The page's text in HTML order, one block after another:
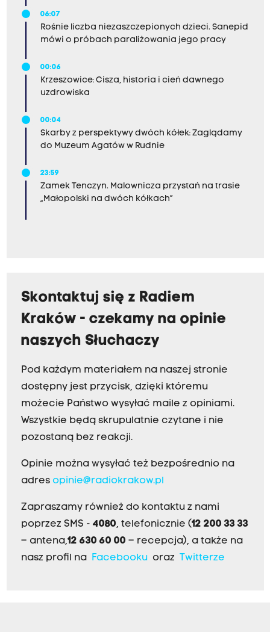
06:07
Rośnie liczba niezaszczepionych dzieci. Sanepid
mówi o próbach paraliżowania jego pracy
00:06
Krzeszowice: Cisza, historia i cień dawnego
uzdrowiska
00:04
Skarby z perspektywy dwóch kółek: Zaglądamy
do Muzeum Agatów w Rudnie
23:59
Zamek Tenczyn. Malownicza przystań na trasie
„Małopolski na dwóch kółkach”
Skontaktuj się z Radiem
Kraków - czekamy na opinie
naszych Słuchaczy
Pod każdym materiałem na naszej stronie
dostępny jest przycisk, dzięki któremu
możecie Państwo wysyłać maile z opiniami.
Wszystkie będą skrupulatnie czytane i nie
pozostaną bez reakcji.
Opinie można wysyłać też bezpośrednio na
adres opinie@radiokrakow.pl
Zapraszamy również do kontaktu z nami
poprzez SMS - 4080, telefonicznie (12 200 33 33
– antena,12 630 60 00 – recepcja), a także na
nasz profil na Facebookuoraz Twitterze